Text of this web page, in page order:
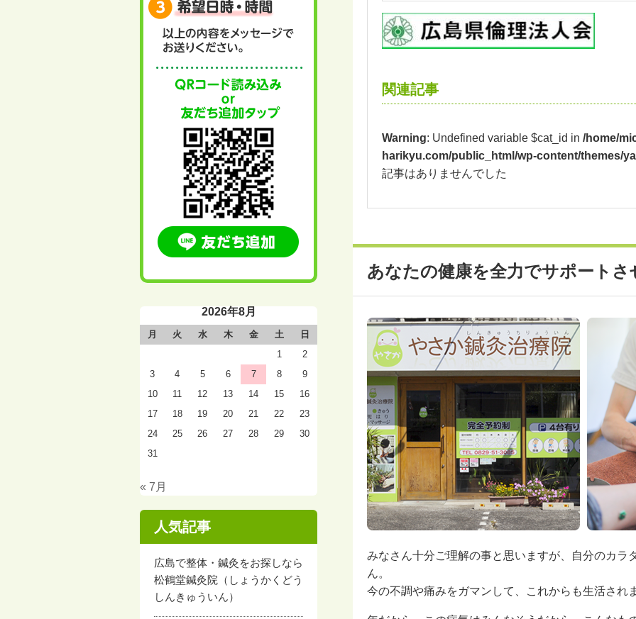
関連記事
Warning: Undefined variable $cat_id in /home/
harikyu.com/public_html/wp-content/themes/
記事はありませんでした
あなたの健康を全力でサポート
みなさん十分ご理解の事と思いますが、自分のカラ
ん。
今の不調や痛みをガマンして、これからも生活され
2026年8月
月 火 水 木 金 土
日
1
2
3
4 5 6 7 8
9
10
11 12 13 14 15
16
17
18 19 20 21 22
23
24
25 26 27 28 29
30
31
« 7月
人気記事
広島で整体・鍼灸をお探しなら
松鶴堂鍼灸院（しょうかくどう
しんきゅういん）